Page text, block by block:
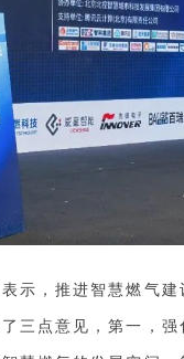
示，推进智慧燃气
三点意见，第一，